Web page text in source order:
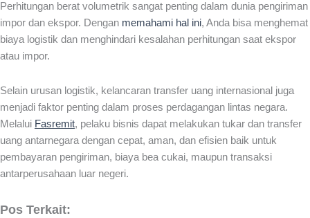
Perhitungan berat volumetrik sangat penting dalam dunia pengiriman
impor dan ekspor. Dengan memahami hal ini, Anda bisa menghemat
biaya logistik dan menghindari kesalahan perhitungan saat ekspor
atau impor.
Selain urusan logistik, kelancaran transfer uang internasional juga
menjadi faktor penting dalam proses perdagangan lintas negara.
Melalui Fasremit, pelaku bisnis dapat melakukan tukar dan transfer
uang antarnegara dengan cepat, aman, dan efisien baik untuk
pembayaran pengiriman, biaya bea cukai, maupun transaksi
antarperusahaan luar negeri.
Pos Terkait: